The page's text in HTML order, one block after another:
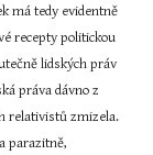
má tedy evidentně
recepty politickou
lidských práv
práva dávno z
relativistů zmizela.
parazitně,